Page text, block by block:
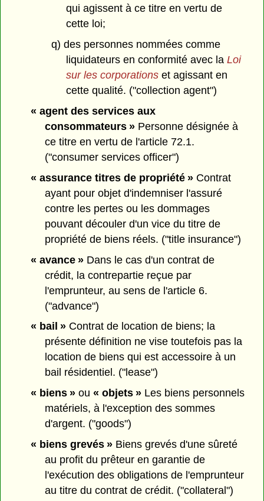
qui agissent à ce titre en vertu de
cette loi;
q) des personnes nommées comme
liquidateurs en conformité avec la Loi
sur les corporationset agissant en
cette qualité. ("collection agent")
« agent des services aux
consommateurs » Personne désignée à
ce titre en vertu de l'article 72.1.
("consumer services officer")
« assurance titres de propriété »Contrat
ayant pour objet d'indemniser l'assuré
contre les pertes ou les dommages
pouvant découler d'un vice du titre de
propriété de biens réels. ("title insurance")
« avance »Dans le cas d'un contrat de
crédit, la contrepartie reçue par
l'emprunteur, au sens de l'article 6.
("advance")
« bail »Contrat de location de biens; la
présente définition ne vise toutefois pas la
location de biens qui est accessoire à un
bail résidentiel. ("lease")
« biens »ou « objets »Les biens personnels
matériels, à l'exception des sommes
d'argent. ("goods")
« biens grevés »Biens grevés d'une sûreté
au profit du prêteur en garantie de
l'exécution des obligations de l'emprunteur
au titre du contrat de crédit. ("collateral")